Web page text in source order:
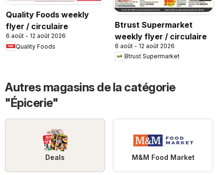
Quality Foods weekly
flyer / circulaire
6 août - 12 août 2026
Quality Foods
Btrust Supermarket
weekly flyer / circulaire
6 août - 12 août 2026
Btrust Supermarket
Autres magasins de la catégorie
"Épicerie"
Deals M&M Food Market